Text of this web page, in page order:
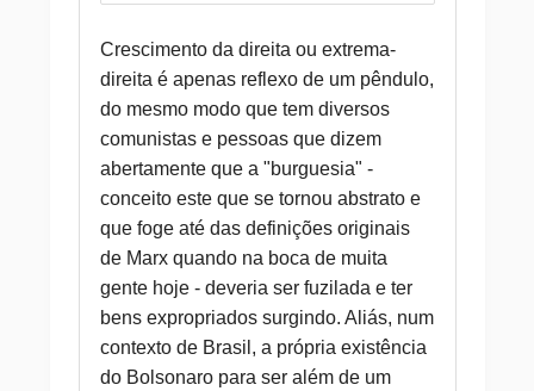
Crescimento da direita ou extrema-
direita é apenas reflexo de um pêndulo,
do mesmo modo que tem diversos
comunistas e pessoas que dizem
abertamente que a "burguesia" -
conceito este que se tornou abstrato e
que foge até das definições originais
de Marx quando na boca de muita
gente hoje - deveria ser fuzilada e ter
bens expropriados surgindo. Aliás, num
contexto de Brasil, a própria existência
do Bolsonaro para ser além de um